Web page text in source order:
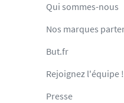
Qui sommes-nous
Nos marques
But.fr
Rejoignez l'équipe !
Presse